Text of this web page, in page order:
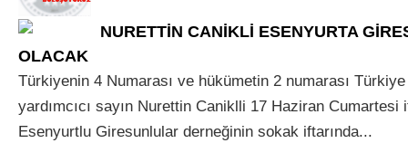
NURETTİN CANİKLİ ESENYURTA
OLACAK
Türkiyenin 4 Numarası ve hükümetin 2 numarası
yardımcıcı sayın Nurettin Caniklli 17 Haziran Cumartesi
Esenyurtlu Giresunlular derneğinin sokak iftarında...